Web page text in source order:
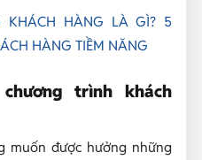
KHÁCH HÀNG LÀ GÌ? 5
HÀNG TIỀM NĂNG
trình khách
muốn được hưởng những